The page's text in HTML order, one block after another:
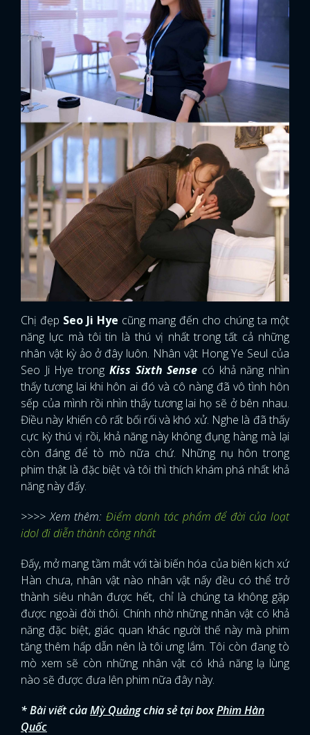
Chị đẹp Seo Ji Hye cũng mang đến cho chúng ta một
năng lực mà tôi tin là thú vị nhất trong tất cả những
nhân vật kỳ ảo ở đây luôn. Nhân vật Hong Ye Seul của
Seo Ji Hye trong Kiss Sixth Sense có khả năng nhìn
thấy tương lai khi hôn ai đó và cô nàng đã vô tình hôn
sếp của mình rồi nhìn thấy tương lai họ sẽ ở bên nhau.
Điều này khiến cô rất bối rối và khó xử. Nghe là đã thấy
cực kỳ thú vị rồi, khả năng này không đụng hàng mà lại
còn đáng để tò mò nữa chứ. Những nụ hôn trong
phim thật là đặc biệt và tôi thì thích khám phá nhất khả
năng này đấy.
>>>> Xem thêm: Điểm danh tác phẩm để đời của loạt
idol đi diễn thành công nhất
Đấy, mở mang tầm mắt với tài biến hóa của biên kịch xứ
Hàn chưa, nhân vật nào nhân vật nấy đều có thể trở
thành siêu nhân được hết, chỉ là chúng ta không gặp
được ngoài đời thôi. Chính nhờ những nhân vật có khả
năng đặc biệt, giác quan khác người thế này mà phim
tăng thêm hấp dẫn nên là tôi ưng lắm. Tôi còn đang tò
mò xem sẽ còn những nhân vật có khả năng lạ lùng
nào sẽ được đưa lên phim nữa đây này.
* Bài viết củaMỳ Quảngchia sẻ tại boxPhim Hàn
Quốc